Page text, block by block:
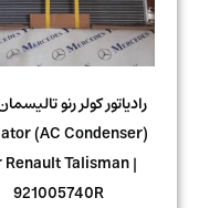
رادیاتور کولر رنو تالیسمان ترک
Radiator (AC Condenser)
for Renault Talisman |
921005740R